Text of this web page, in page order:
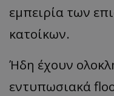
εμπειρία των
κατοίκων.
Ήδη έχουν
εντυπωσιακά